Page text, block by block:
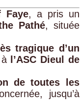
Faye, a pris un
Pathé, située
tragique d’un
à l’ASC Dieul de
de toutes les
jusqu’à